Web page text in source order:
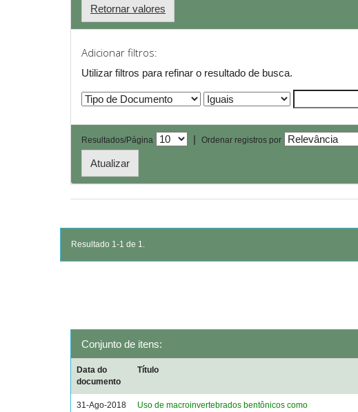
Retornar valores
Adicionar filtros:
Utilizar filtros para refinar o resultado de busca.
Resultados/Página | Ordenar registros por
Resultado 1-1 de 1.
Conjunto de itens:
Data do
documento
Título
31-Ago-2018 Uso de macroinvertebrados bentônicos como